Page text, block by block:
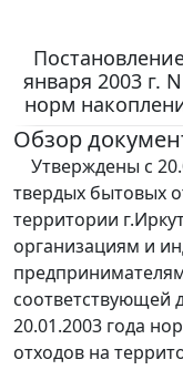
января 2003 г.
норм
Обзор
Утверждены с
твердых бытовых
территории
организациям и
соответствующей
20.01.2003 года
отходов на